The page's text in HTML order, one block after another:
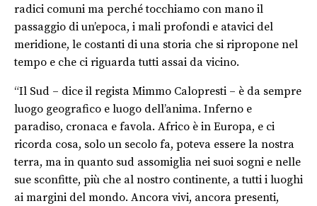
radici comuni ma perché tocchiamo con mano il
passaggio di un’epoca, i mali profondi e atavici del
meridione, le costanti di una storia che si ripropone nel
tempo e che ci riguarda tutti assai da vicino.
“Il Sud – dice il regista Mimmo Calopresti – è da sempre
luogo geografico e luogo dell’anima. Inferno e
paradiso, cronaca e favola. Africo è in Europa, e ci
ricorda cosa, solo un secolo fa, poteva essere la nostra
terra, ma in quanto sud assomiglia nei suoi sogni e nelle
sue sconfitte, più che al nostro continente, a tutti i luoghi
ai margini del mondo. Ancora vivi, ancora presenti,